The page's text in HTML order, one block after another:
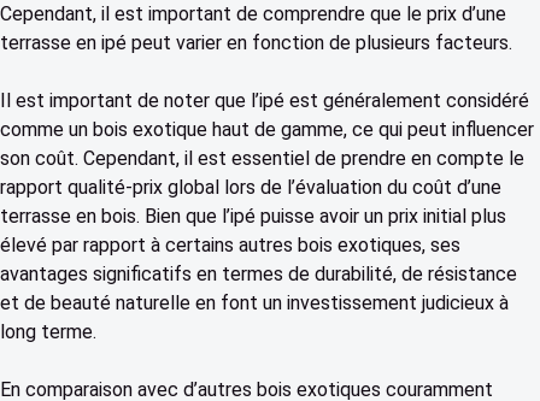
Cependant, il est important de comprendre que le prix d’une
terrasse en ipé peut varier en fonction de plusieurs facteurs.
Il est important de noter que l’ipé est généralement considéré
comme un bois exotique haut de gamme, ce qui peut influencer
son coût. Cependant, il est essentiel de prendre en compte le
rapport qualité-prix global lors de l’évaluation du coût d’une
terrasse en bois. Bien que l’ipé puisse avoir un prix initial plus
élevé par rapport à certains autres bois exotiques, ses
avantages significatifs en termes de durabilité, de résistance
et de beauté naturelle en font un investissement judicieux à
long terme.
En comparaison avec d’autres bois exotiques couramment